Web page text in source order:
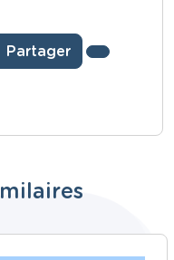
Partager